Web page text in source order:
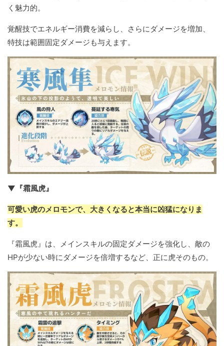
く魅力的。
覚醒技でエネルギー消費を減らし、さらにダメージを増加、
特技は範囲固定ダメージも与えます。
▼『霜風虎』
可愛い虎のメロモンで、大きくなると本当に凶猛になりま
す。
『霜風虎』は、メインスキルの固定ダメージを強化し、敵の
HPが少ない時にダメージを倍増するなど、正に虎そのもの。